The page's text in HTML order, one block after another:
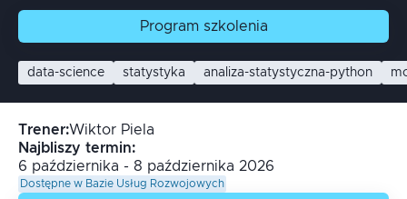
Program szkolenia
data-science statystyka analiza-statystyczna-python
Trener:Wiktor Piela
Najbliszy termin:
6 października - 8 października 2026
Dostępne w Bazie Usług Rozwojowych